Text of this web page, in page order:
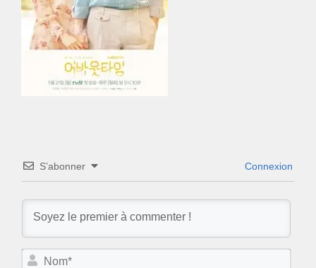
S’abonner Connexion
N